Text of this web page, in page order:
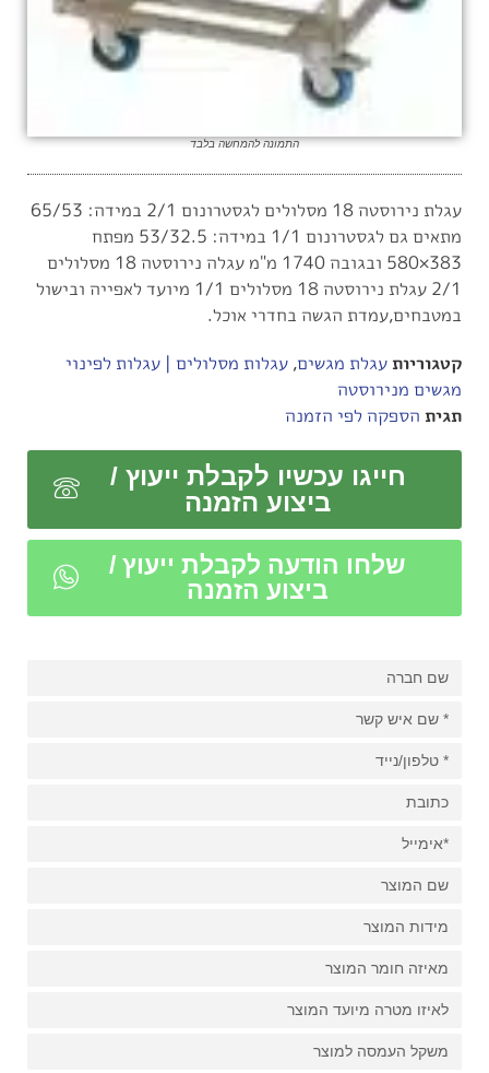
התמונה להמחשה בלבד
עגלת נירוסטה 18 מסלולים לגסטרונום 2/1 במידה: 65/53
מתאים גם לגסטרונום 1/1 במידה: 53/32.5 מפתח
383×580 ובגובה 1740 מ"מ עגלה נירוסטה 18 מסלולים
2/1 עגלת נירוסטה 18 מסלולים 1/1 מיועד לאפייה ובישול
במטבחים,עמדת הגשה בחדרי אוכל.
קטגוריות עגלת מגשים, עגלות מסלולים | עגלות לפינוי
מגשים מנירוסטה
תגית הספקה לפי הזמנה
חייגו עכשיו לקבלת ייעוץ /
ביצוע הזמנה
שלחו הודעה לקבלת ייעוץ /
ביצוע הזמנה